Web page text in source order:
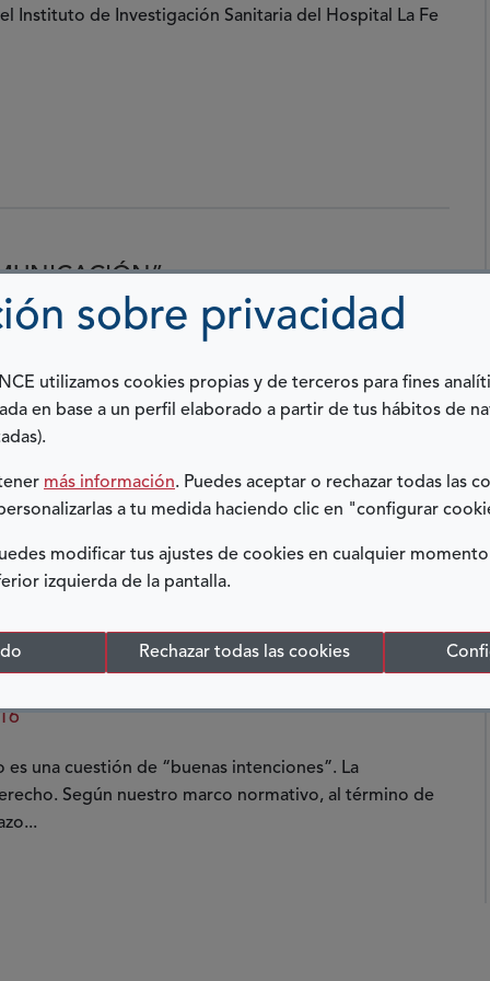
sobre privacidad
utilizamos cookies propias y de terceros para fines
en base a un perfil elaborado a partir de tus hábitos de
más información. Puedes aceptar o rechazar todas las
a tu medida haciendo clic en "configurar
modificar tus ajustes de cookies en cualquier
izquierda de la pantalla.
Rechazar todas las cookies
Instituto de Investigación Sanitaria del Hospital La Fe
una persona sorda. Trabaja en la Confederación
(CNSE), impartiendo talleres en diferentes
es una cuestión de “buenas intenciones”. La
Según nuestro marco normativo, al término de